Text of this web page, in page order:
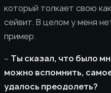
который толкает свою
сейвит. В целом у меня
пример.
– Ты сказал, что было
можно вспомнить,
удалось преодолеть?